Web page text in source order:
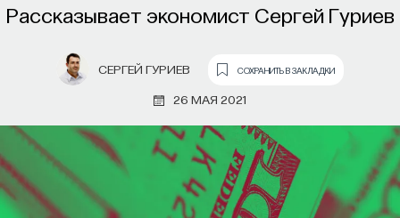
Рассказывает экономист Сергей Гуриев
СЕРГЕЙ ГУРИЕВ СОХРАНИТЬ В ЗАКЛАДКИ
26 МАЯ 2021